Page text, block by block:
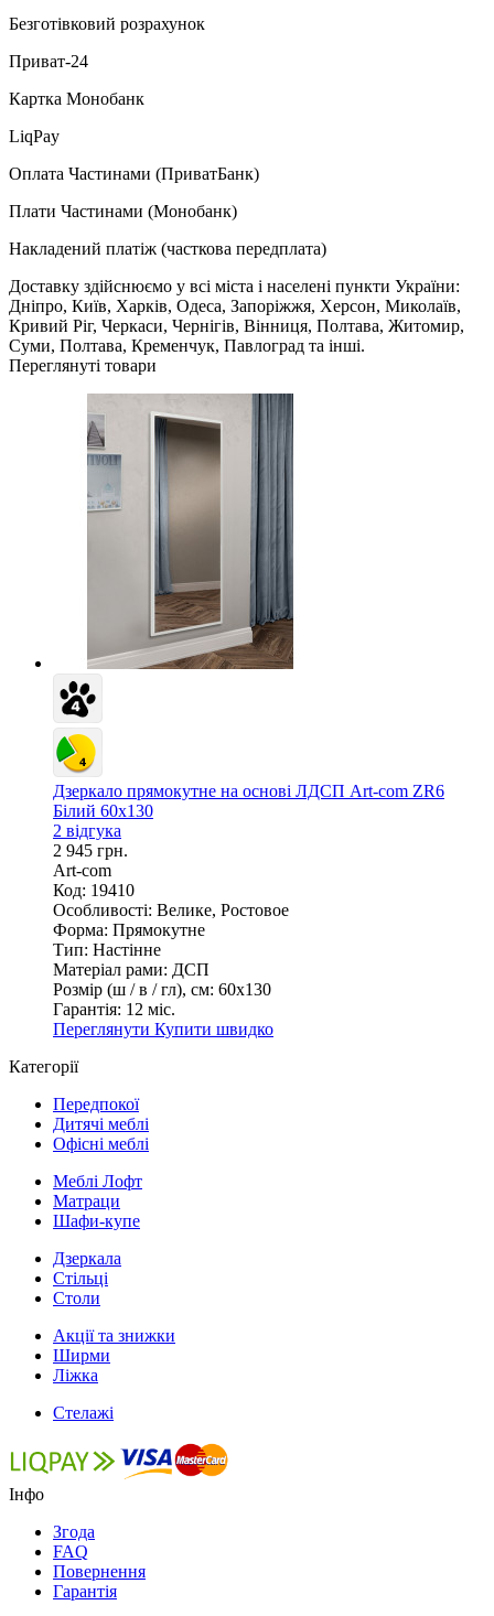
Безготівковий розрахунок
Приват-24
Картка Монобанк
LiqPay
Оплата Частинами (ПриватБанк)
Плати Частинами (Монобанк)
Накладений платіж (часткова передплата)
Доставку здійснюємо у всі міста і населені пункти України:
Дніпро, Київ, Харків, Одеса, Запоріжжя, Херсон, Миколаїв,
Кривий Ріг, Черкаси, Чернігів, Вінниця, Полтава, Житомир,
Суми, Полтава, Кременчук, Павлоград та інші.
Переглянуті товари
Дзеркало прямокутне на основі ЛДСП Art-com ZR6
Білий 60х130
2 відгука
2 945 грн.
Art-com
Код: 19410
Особливості: Велике, Ростовое
Форма: Прямокутне
Тип: Настінне
Матеріал рами: ДСП
Розмір (ш / в / гл), см: 60х130
Гарантія: 12 міс.
Переглянути Купити швидко
Категорії
Передпокої
Дитячі меблі
Офісні меблі
Меблі Лофт
Матраци
Шафи-купе
Дзеркала
Стільці
Столи
Акції та знижки
Ширми
Ліжка
Стелажі
Інфо
Згода
FAQ
Повернення
Гарантія